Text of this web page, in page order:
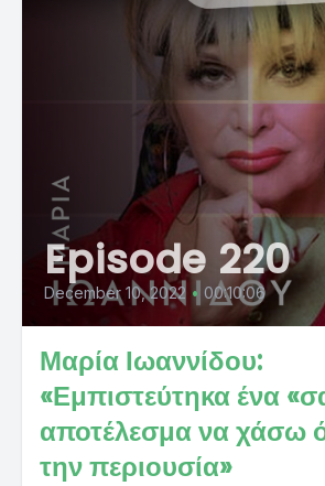
Episode 220
December 10, 2022 • 00:10:06
Μαρία Ιωαννίδου:
«Εμπιστεύτηκα ένα
αποτέλεσμα να χάσω
την περιουσία»